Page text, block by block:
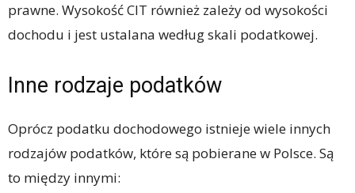
prawne. Wysokość CIT również zależy od wysokości
dochodu i jest ustalana według skali podatkowej.
Inne rodzaje podatków
Oprócz podatku dochodowego istnieje wiele innych
rodzajów podatków, które są pobierane w Polsce. Są
to między innymi: